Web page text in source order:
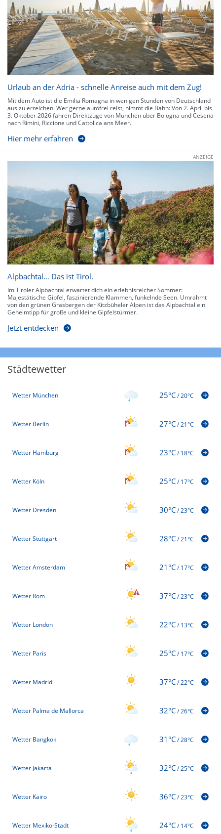
Urlaub an der Adria - schnelle Anreise auch mit dem Zug!
Mit dem Auto ist die Emilia Romagna in wenigen Stunden von Deutschland
aus zu erreichen. Wer gerne autofrei reist, nimmt die Bahn: Von 2. April bis
3. Oktober 2026 fahren Direktzüge von München über Bologna und Cesena
nach Rimini, Riccione und Cattolica ans Meer.
Hier mehr erfahren
ANZEIGE
Alpbachtal… Das ist Tirol.
Im Tiroler Alpbachtal erwartet dich ein erlebnisreicher Sommer:
Majestätische Gipfel, faszinierende Klammen, funkelnde Seen. Umrahmt
von den grünen Grasbergen der Kitzbüheler Alpen ist das Alpbachtal ein
Geheimtipp für große und kleine Gipfelstürmer.
Jetzt entdecken
Städtewetter
Wetter München 25°C/20°C
Wetter Berlin 27°C/21°C
Wetter Hamburg 23°C/18°C
Wetter Köln 25°C/17°C
Wetter Dresden 30°C/23°C
Wetter Stuttgart 28°C/21°C
Wetter Amsterdam 21°C/17°C
Wetter Rom 37°C/23°C
Wetter London 22°C/13°C
Wetter Paris 25°C/17°C
Wetter Madrid 37°C/22°C
Wetter Palma de Mallorca 32°C/26°C
Wetter Bangkok 31°C/28°C
Wetter Jakarta 32°C/25°C
Wetter Kairo 36°C/23°C
Wetter Mexiko-Stadt 24°C/14°C